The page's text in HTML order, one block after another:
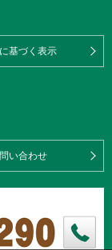
基づく表示
い合わせ